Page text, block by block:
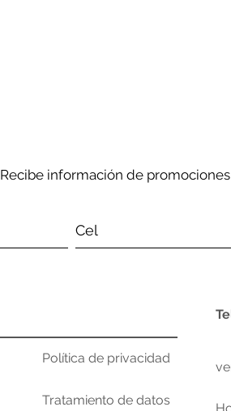
Recibe información de
Política de privacidad
Tratamiento de datos